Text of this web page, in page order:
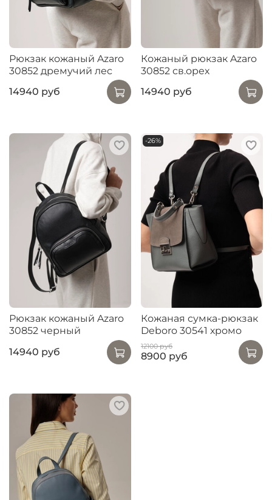
Рюкзак кожаный Azaro
30852 дремучий лес
14940 руб
Кожаный рюкзак Azaro
30852 св.орех
14940 руб
Рюкзак кожаный Azaro
30852 черный
14940 руб
-26%
Кожаная сумка-рюкзак
Deboro 30541 хромо
12100 руб
8900 руб